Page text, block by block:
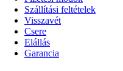
Szállítási feltételek
Visszavét
Csere
Elállás
Garancia